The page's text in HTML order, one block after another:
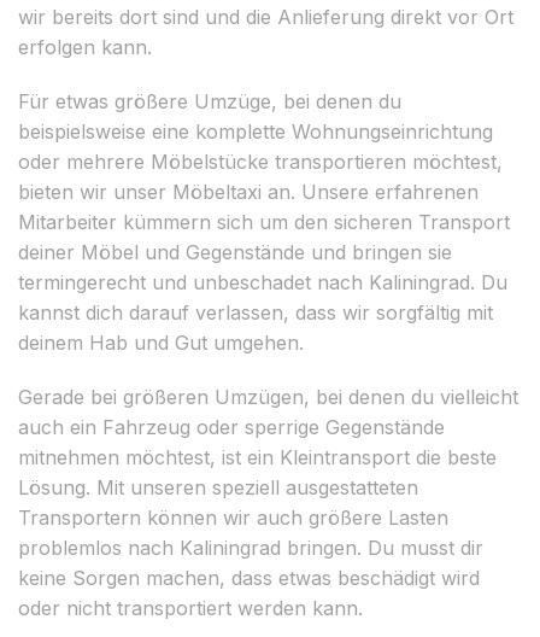
wir bereits dort sind und die Anlieferung direkt vor Ort
erfolgen kann.
Für etwas größere Umzüge, bei denen du
beispielsweise eine komplette Wohnungseinrichtung
oder mehrere Möbelstücke transportieren möchtest,
bieten wir unser Möbeltaxi an. Unsere erfahrenen
Mitarbeiter kümmern sich um den sicheren Transport
deiner Möbel und Gegenstände und bringen sie
termingerecht und unbeschadet nach Kaliningrad. Du
kannst dich darauf verlassen, dass wir sorgfältig mit
deinem Hab und Gut umgehen.
Gerade bei größeren Umzügen, bei denen du vielleicht
auch ein Fahrzeug oder sperrige Gegenstände
mitnehmen möchtest, ist ein Kleintransport die beste
Lösung. Mit unseren speziell ausgestatteten
Transportern können wir auch größere Lasten
problemlos nach Kaliningrad bringen. Du musst dir
keine Sorgen machen, dass etwas beschädigt wird
oder nicht transportiert werden kann.